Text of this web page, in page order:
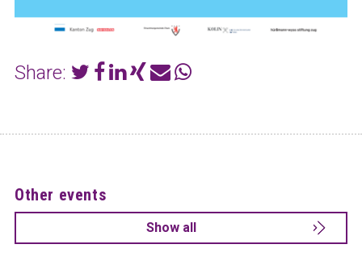
Share:
Other events
Show all